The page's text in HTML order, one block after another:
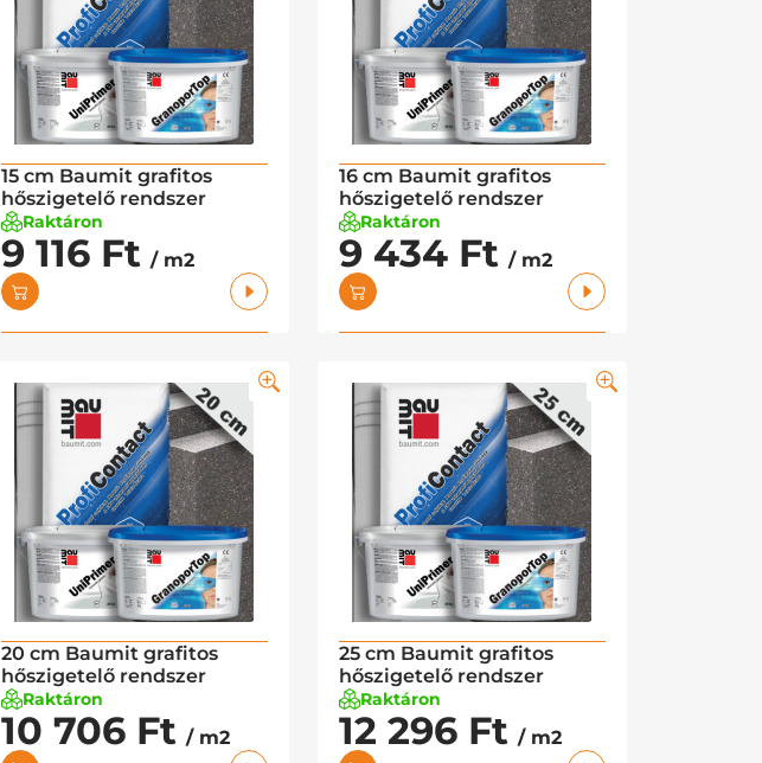
15 cm Baumit grafitos
hőszigetelő rendszer
Raktáron
9 116 Ft / m2
16 cm Baumit grafitos
hőszigetelő rendszer
Raktáron
9 434 Ft / m2
20 cm Baumit grafitos
hőszigetelő rendszer
Raktáron
10 706 Ft / m2
25 cm Baumit grafitos
hőszigetelő rendszer
Raktáron
12 296 Ft / m2